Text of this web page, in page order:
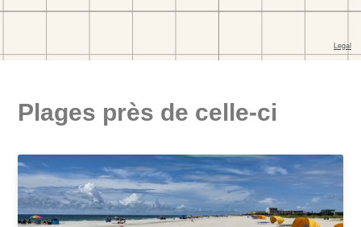
Plages près de celle-ci